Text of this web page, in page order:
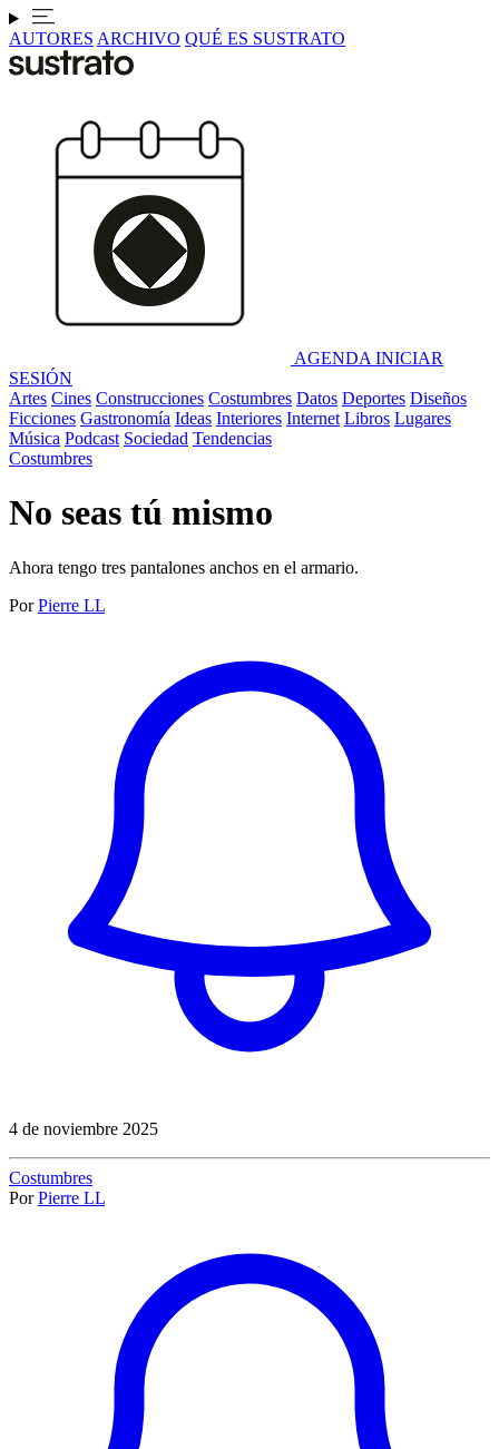
AUTORES ARCHIVO QUÉ ES SUSTRATO
AGENDA INICIAR
SESIÓN
Artes Cines Construcciones Costumbres Datos Deportes Diseños
Ficciones Gastronomía Ideas Interiores Internet Libros Lugares
Música Podcast Sociedad Tendencias
Costumbres
No seas tú mismo
Ahora tengo tres pantalones anchos en el armario.
Por Pierre LL
4 de noviembre 2025
Costumbres
Por Pierre LL